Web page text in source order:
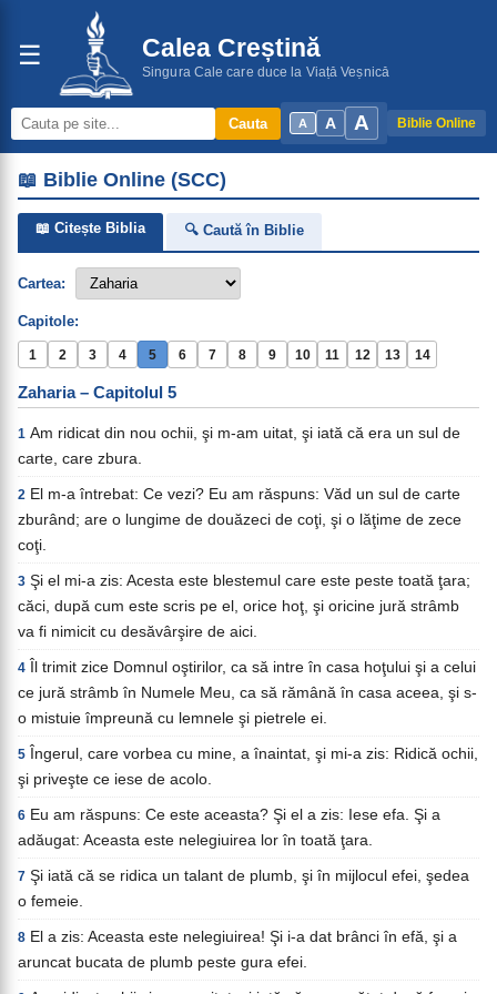
☰ Calea Creștină
Singura Cale care duce la Viață Veșnică
A A A Biblie Online
Cauta
📖 Biblie Online (SCC)
📖 Citește Biblia 🔍 Caută în Biblie
Cartea:
Capitole:
1 2 3 4 5 6 7 8 9 10 11 12 13 14
Zaharia – Capitolul 5
1 Am ridicat din nou ochii, şi m-am uitat, şi iată că era un sul de
carte, care zbura.
2 El m-a întrebat: Ce vezi? Eu am răspuns: Văd un sul de carte
zburând; are o lungime de douăzeci de coţi, şi o lăţime de zece
coţi.
3 Şi el mi-a zis: Acesta este blestemul care este peste toată ţara;
căci, după cum este scris pe el, orice hoţ, şi oricine jură strâmb
va fi nimicit cu desăvârşire de aici.
4
Îl trimit zice Domnul oştirilor, ca să intre în casa hoţului şi a celui
ce jură strâmb în Numele Meu, ca să rămână în casa aceea, şi s-
o mistuie împreună cu lemnele şi pietrele ei.
5
Îngerul, care vorbea cu mine, a înaintat, şi mi-a zis: Ridică ochii,
şi priveşte ce iese de acolo.
6 Eu am răspuns: Ce este aceasta? Şi el a zis: Iese efa. Şi a
adăugat: Aceasta este nelegiuirea lor în toată ţara.
7 Şi iată că se ridica un talant de plumb, şi în mijlocul efei, şedea
o femeie.
8 El a zis: Aceasta este nelegiuirea! Şi i-a dat brânci în efă, şi a
aruncat bucata de plumb peste gura efei.